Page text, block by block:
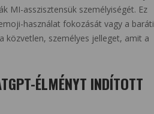
MI-asszisztensük személyiségét. Ez
használat fokozását vagy a baráti
közvetlen, személyes jelleget, amit a
ÉLMÉNYT INDÍTOTT